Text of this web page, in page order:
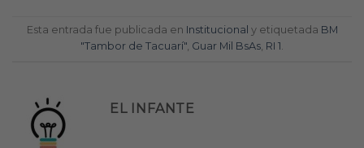
Esta entrada fue publicada en Institucional y etiquetada BM
"Tambor de Tacuarí", Guar Mil BsAs, RI 1.
EL INFANTE